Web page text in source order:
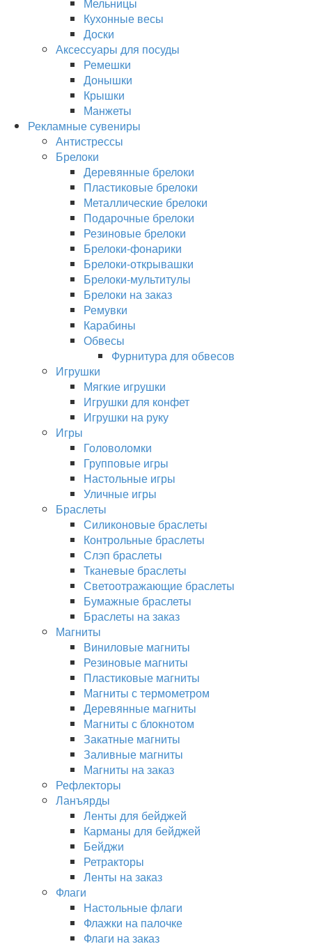
Кухонные весы
Доски
Аксессуары для посуды
Ремешки
Донышки
Крышки
Манжеты
Рекламные сувениры
Антистрессы
Брелоки
Деревянные брелоки
Пластиковые брелоки
Металлические брелоки
Подарочные брелоки
Резиновые брелоки
Брелоки-фонарики
Брелоки-открывашки
Брелоки-мультитулы
Брелоки на заказ
Ремувки
Карабины
Обвесы
Фурнитура для обвесов
Игрушки
Мягкие игрушки
Игрушки для конфет
Игрушки на руку
Игры
Головоломки
Групповые игры
Настольные игры
Уличные игры
Браслеты
Силиконовые браслеты
Контрольные браслеты
Слэп браслеты
Тканевые браслеты
Светоотражающие браслеты
Бумажные браслеты
Браслеты на заказ
Магниты
Виниловые магниты
Резиновые магниты
Пластиковые магниты
Магниты с термометром
Деревянные магниты
Магниты с блокнотом
Закатные магниты
Заливные магниты
Магниты на заказ
Рефлекторы
Ланъярды
Ленты для бейджей
Карманы для бейджей
Бейджи
Ретракторы
Ленты на заказ
Флаги
Настольные флаги
Флажки на палочке
Флаги на заказ